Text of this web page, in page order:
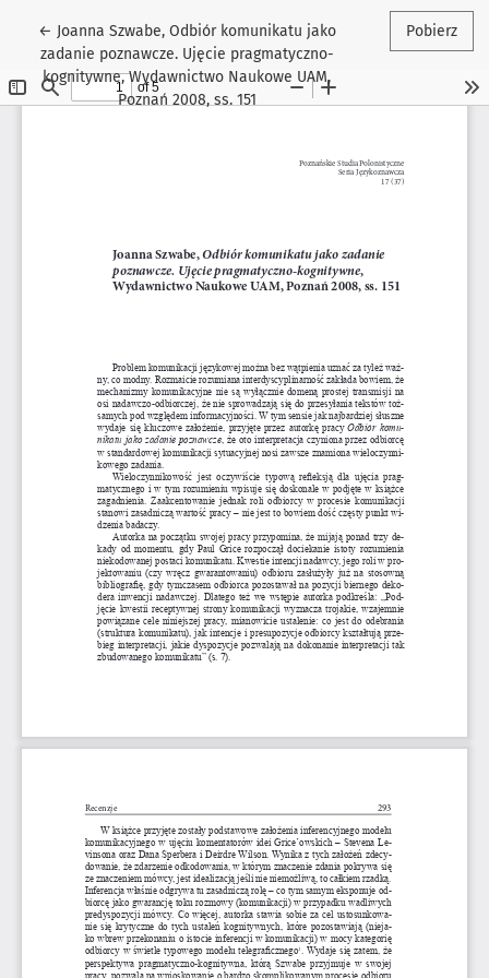
← Wróć do szczegółów artykułu
Joanna Szwabe, Odbiór komunikatu jako
zadanie poznawcze. Ujęcie pragmatyczno-
kognitywne, Wydawnictwo Naukowe UAM,
Poznań 2008, ss. 151
Pobierz